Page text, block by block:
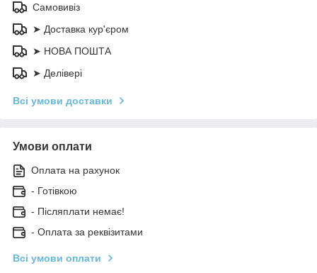
Самовивіз
➤ Доставка кур'єром
➤ НОВА ПОШТА
➤ Делівері
Всі умови доставки
Умови оплати
Оплата на рахунок
- Готівкою
- Післяплати немає!
- Оплата за реквізитами
Всі умови оплати